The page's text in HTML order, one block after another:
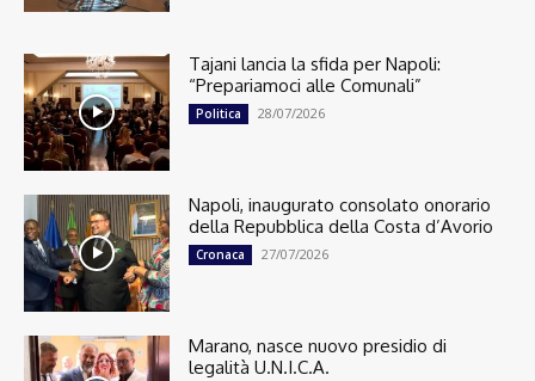
Tajani lancia la sfida per Napoli:
“Prepariamoci alle Comunali”
Politica 28/07/2026
Napoli, inaugurato consolato onorario
della Repubblica della Costa d’Avorio
Cronaca 27/07/2026
Marano, nasce nuovo presidio di
legalità U.N.I.C.A.